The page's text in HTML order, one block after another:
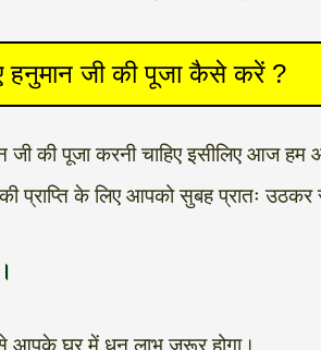
हनुमान जी की पूजा कैसे करें ?
जी की पूजा करनी चाहिए इसीलिए आज
प्राप्ति के लिए आपको सुबह प्रातः
आपके घर में धन लाभ जरूर होगा।